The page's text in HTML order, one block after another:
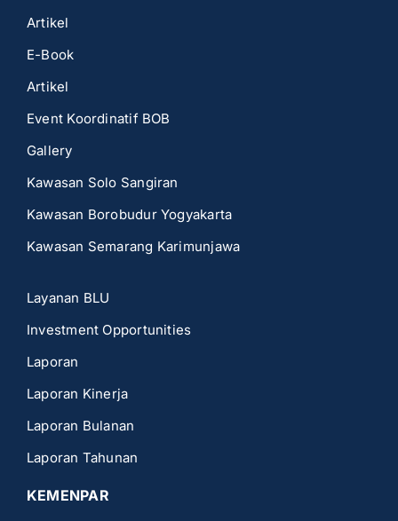
Artikel
E-Book
Artikel
Event Koordinatif BOB
Gallery
Kawasan Solo Sangiran
Kawasan Borobudur Yogyakarta
Kawasan Semarang Karimunjawa
Layanan BLU
Investment Opportunities
Laporan
Laporan Kinerja
Laporan Bulanan
Laporan Tahunan
KEMENPAR